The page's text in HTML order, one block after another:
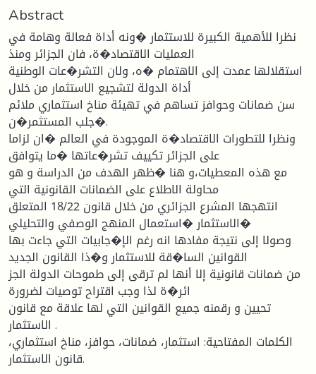
Abstract
نظرا للأهمیة الكبیرة للاستثمار �ونه أداة فعالة وهامة في
العملیات الاقتصاد�ة، فان الجزائر ومنذ
استقلالها عمدت إلى الاهتمام �ه، ولان التشر�عات الوطنیة
أداة الدولة لتشجیع الاستثمار من خلال
سن ضمانات وحوافز تساهم في تهیئة مناخ استثماري ملائم
�جلب المستثمر�ن.
ونظرا للتطورات الاقتصاد�ة الموجودة في العالم �ان لزاما
على الجزائر تكییف تشر�عاتها �ما یتوافق
مع هذه المعطیات،و هنا �ظهر الهدف من الدراسة و هو
محاولة الاطلاع على الضمانات القانونیة التي
انتهجها المشرع الجزائري من خلال قانون 18/22 المتعلق
�الاستثمار �استعمال المنهج الوصفي والتحلیلي
وصولا إلى نتیجة مفادها انه رغم الإ�جابیات التي جاءت بها
القوانین السا�قة للاستثمار و�ذا القانون الجدید
من ضمانات قانونیة إلا أنها لم ترقى إلى طموحات الدولة الجز
ائر�ة لذا وجب اقتراح توصیات لضرورة
تحیین و رقمنه جمیع القوانین التي لها علاقة مع قانون
الاستثمار .
الكلمات المفتاحیة: استثمار، ضمانات، حوافز، مناخ استثماري،
قانون الاستثمار.